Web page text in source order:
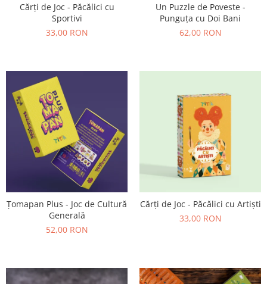
Cărți de Joc - Păcălici cu
Sportivi
33,00 RON
Un Puzzle de Poveste -
Punguța cu Doi Bani
62,00 RON
Țomapan Plus - Joc de Cultură
Generală
52,00 RON
Cărți de Joc - Păcălici cu Artiști
33,00 RON